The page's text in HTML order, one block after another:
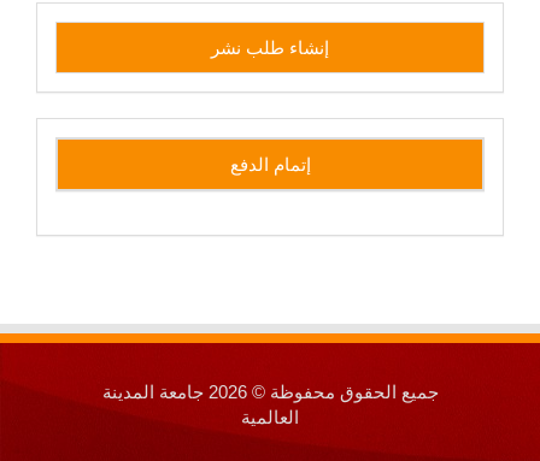
إنشاء
طلب
نشر
إنشاء طلب نشر
side
إتمام الدفع
جميع الحقوق محفوظة © 2026 جامعة المدينة
العالمية